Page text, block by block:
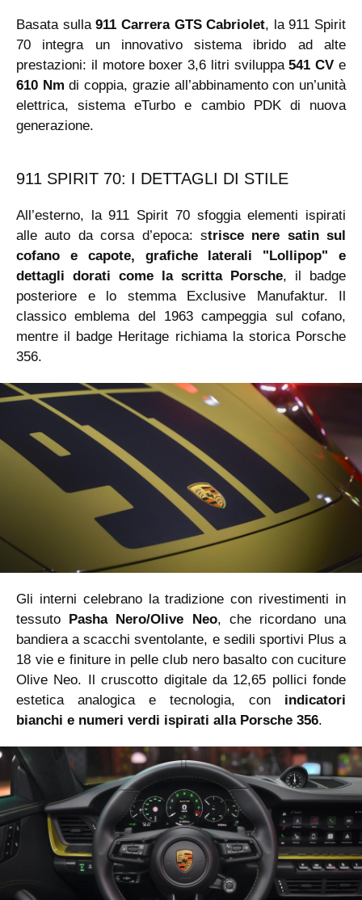
Basata sulla911 Carrera GTS Cabriolet, la 911 Spirit
70 integra un innovativo sistema ibrido ad alte
prestazioni: il motore boxer 3,6 litri sviluppa541 CV e
610 Nmdi coppia, grazie all’abbinamento con un’unità
elettrica, sistema eTurbo e cambio PDK di nuova
generazione.
911 SPIRIT 70: I DETTAGLI DI STILE
All’esterno, la 911 Spirit 70 sfoggia elementi ispirati
alle auto da corsa d’epoca: strisce nere satin sul
cofano e capote, grafiche laterali "Lollipop" e
dettagli dorati come la scritta Porsche, il badge
posteriore e lo stemma Exclusive Manufaktur. Il
classico emblema del 1963 campeggia sul cofano,
mentre il badge Heritage richiama la storica Porsche
356.
Gli interni celebrano la tradizione con rivestimenti in
tessuto
Pasha Nero/Olive Neo, che ricordano una
bandiera a scacchi sventolante, e sedili sportivi Plus a
18 vie e finiture in pelle club nero basalto con cuciture
Olive Neo. Il cruscotto digitale da 12,65 pollici fonde
estetica analogica e tecnologia, con indicatori
bianchi e numeri verdi ispirati alla Porsche 356.